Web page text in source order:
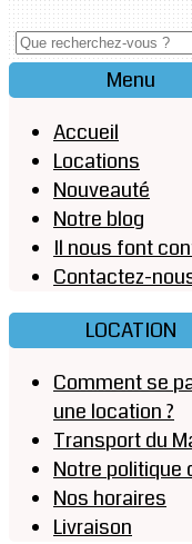
Menu
Accueil
Locations
Nouveauté
Notre blog
Il nous font
Contactez-
LOCATION
Comment se
une location ?
Transport du
Notre politique
Nos horaires
Livraison